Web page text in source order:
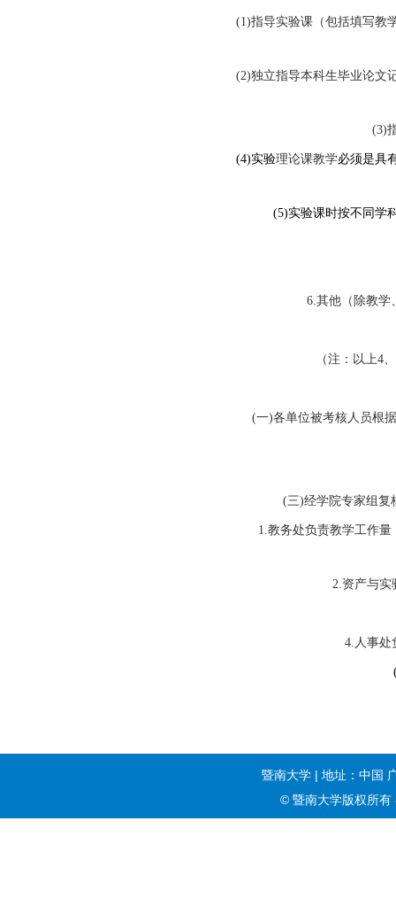
(1)指导实验课（包括填写教
(2)独立指导本科生毕业论文
(3)
(4)实验理论课教学必须是具
(5)实验课时按不同学
6.其他（除教学
（注：以上4、
(一)各单位被考核人员根
(三)经学院专家组复
1.教务处负责教学工作
2.资产与实
4. 人事处
暨南大学 | 地址：中国
© 暨南大学版权所